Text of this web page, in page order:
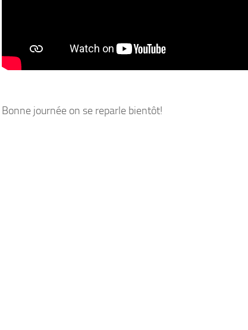
Bonne journée on se reparle bientôt!